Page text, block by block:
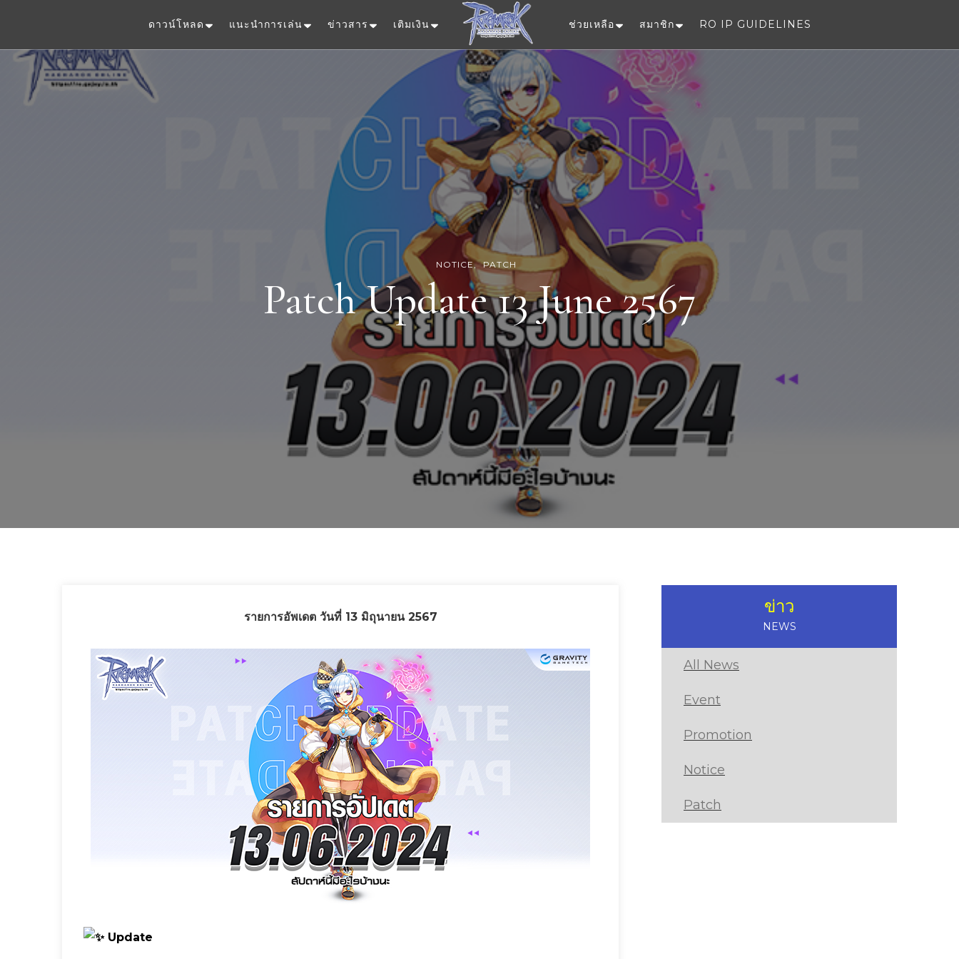
ดาวน์โหลด แนะนำการเล่น ข่าวสาร เติมเงิน
Ragnarok Online
ช่วยเหลือ สมาชิก RO IP GUIDELINES
NOTICE PATCH
Patch Update 13 June 2567
รายการอัพเดต วันที่ 13 มิถุนายน 2567
Update
ข่าว
NEWS
All News
Event
Promotion
Notice
Patch